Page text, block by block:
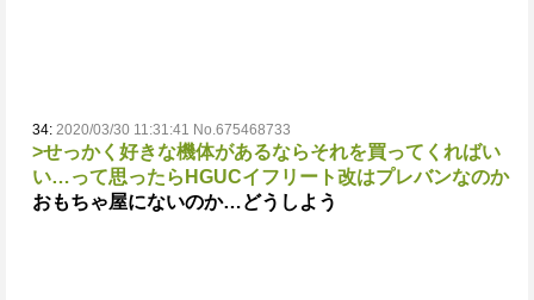
34: 2020/03/30 11:31:41 No.675468733
>せっかく好きな機体があるならそれを買ってくればい
い…って思ったらHGUCイフリート改はプレバンなのか
おもちゃ屋にないのか…どうしよう